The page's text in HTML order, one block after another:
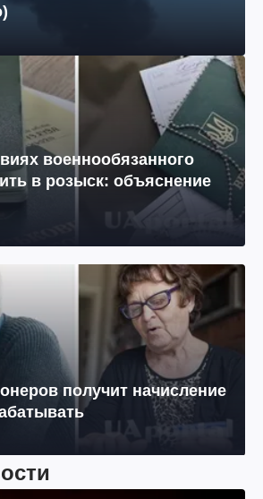
военнообязанного
в розыск: объяснение
получит начисление